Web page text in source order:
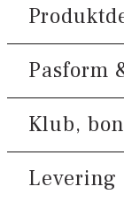
Bagpå
Der er to
Lavet
Pasform
Fit:
Almindelig
over lår og
Klub,
Tilmeld dig
Levering